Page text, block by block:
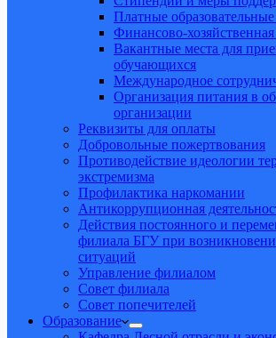
Платные образовательные
Финансово-хозяйственная
Вакантные места для
обучающихся
Международное
Организация питания в
организации
Реквизиты для оплаты
Добровольные пожертвования
Противодействие идеологии
экстремизма
Профилактика наркомании
Антикоррупционная
Действия постоянного и
филиала БГУ при
ситуаций
Управление филиалом
Совет филиала
Совет попечителей
Образование